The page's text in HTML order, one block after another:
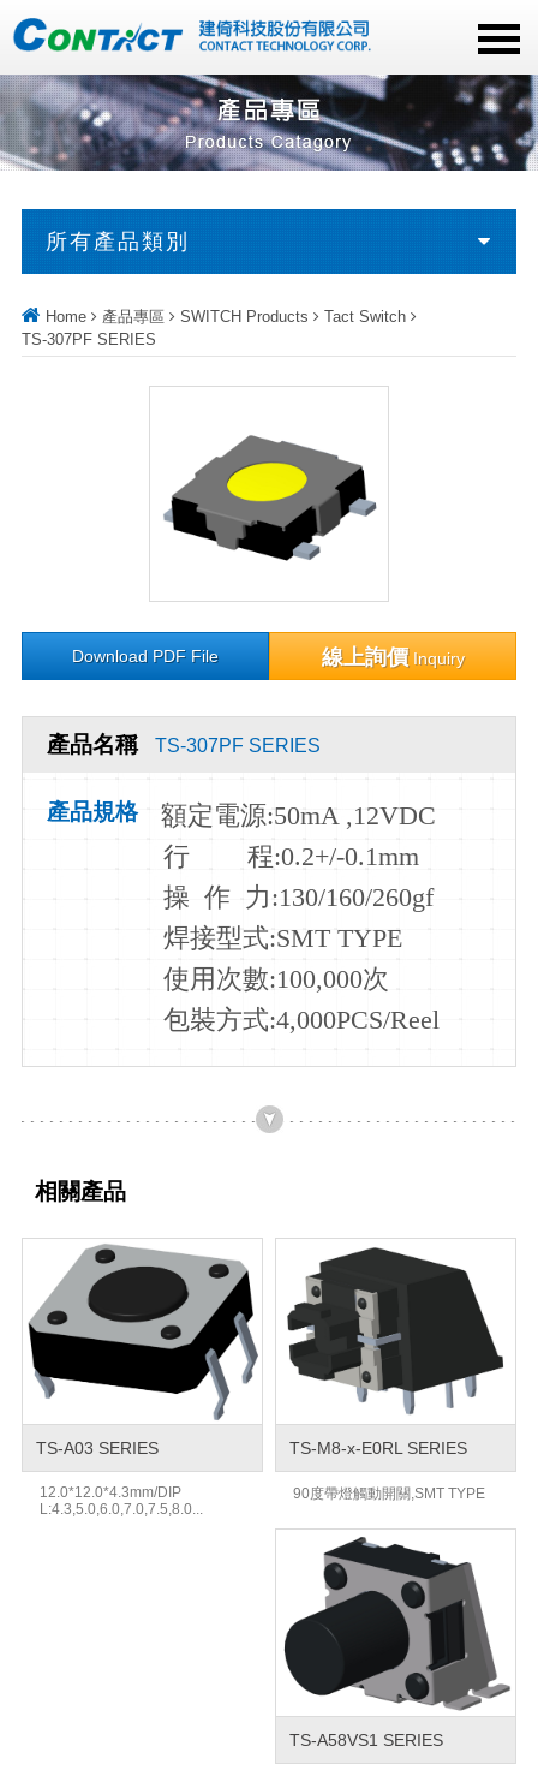
所有產品類別
Home 產品專區 SWITCH Products
Tact Switch
TS-307PF SERIES
Download PDF File 線上詢價Inquiry
產品名稱 TS-307PF SERIES
產品規格 額定電源:50mA ,12VDC
行
程:0.2+/-0.1mm
操 作 力:130/160/260gf
焊接型式:SMT TYPE
使用次數:100,000次
包裝方式:4,000PCS/Reel
相關產品
TS-A03 SERIES
12.0*12.0*4.3mm/DIP
L:4.3,5.0,6.0,7.0,7.5,8.0...
TS-M8-x-E0RL SERIES
90度帶燈觸動開關,SMT TYPE
TS-A58VS1 SERIES